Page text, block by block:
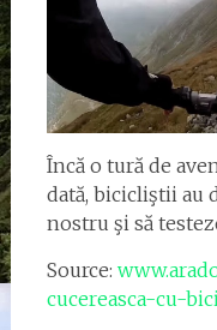
Încă o tură de
dată, bicicliştii au
nostru şi să
Source:
cucereasca-cu-